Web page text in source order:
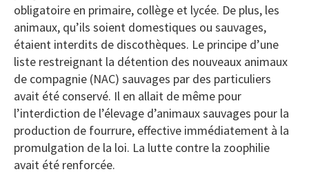
obligatoire en primaire, collège et lycée. De plus, les
animaux, qu’ils soient domestiques ou sauvages,
étaient interdits de discothèques. Le principe d’une
liste restreignant la détention des nouveaux animaux
de compagnie (NAC) sauvages par des particuliers
avait été conservé. Il en allait de même pour
l’interdiction de l’élevage d’animaux sauvages pour la
production de fourrure, effective immédiatement à la
promulgation de la loi. La lutte contre la zoophilie
avait été renforcée.